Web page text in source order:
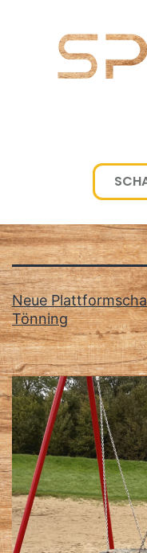
Neue
Tönning